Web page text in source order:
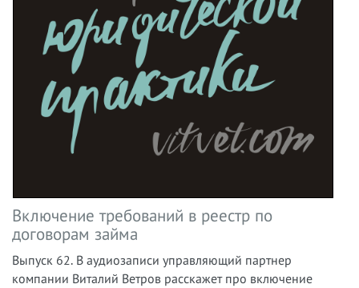
Включение требований в реестр по
договорам займа
Выпуск 62. В аудиозаписи управляющий партнер
компании Виталий Ветров расскажет про включение